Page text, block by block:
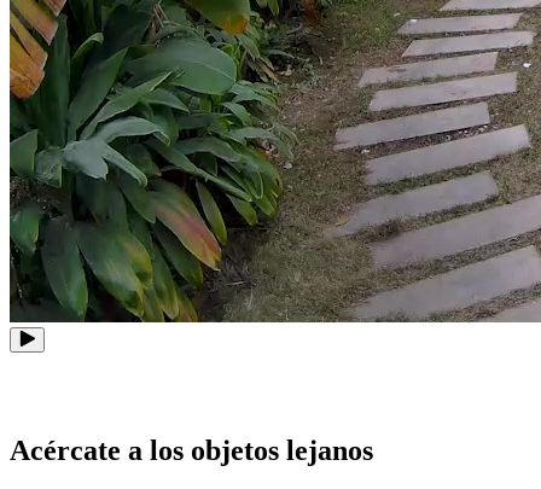
Acércate a los objetos lejanos